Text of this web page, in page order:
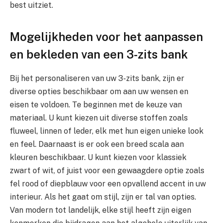
best uitziet.
Mogelijkheden voor het aanpassen
en bekleden van een 3-zits bank
Bij het personaliseren van uw 3-zits bank, zijn er
diverse opties beschikbaar om aan uw wensen en
eisen te voldoen. Te beginnen met de keuze van
materiaal. U kunt kiezen uit diverse stoffen zoals
fluweel, linnen of leder, elk met hun eigen unieke look
en feel. Daarnaast is er ook een breed scala aan
kleuren beschikbaar. U kunt kiezen voor klassiek
zwart of wit, of juist voor een gewaagdere optie zoals
fel rood of diepblauw voor een opvallend accent in uw
interieur. Als het gaat om stijl, zijn er tal van opties.
Van modern tot landelijk, elke stijl heeft zijn eigen